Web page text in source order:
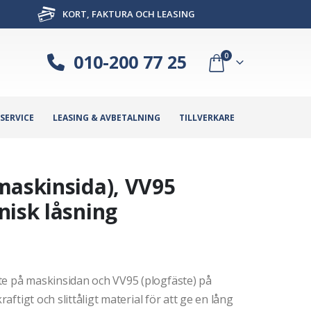
KORT, FAKTURA OCH LEASING
010-200 77 25 0
LEASING & AVBETALNING TILLVERKARE
VV95
låsning
maskinsidan och VV95 (plogfäste) på
och slittåligt material för att ge en lång